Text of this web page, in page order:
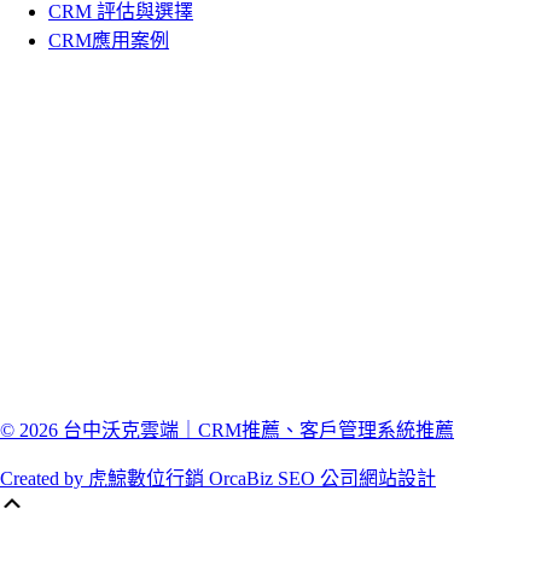
CRM 評估與選擇
CRM應用案例
© 2026 台中沃克雲端｜CRM推薦、客戶管理系統推薦
Created by 虎鯨數位行銷 OrcaBiz SEO 公司網站設計